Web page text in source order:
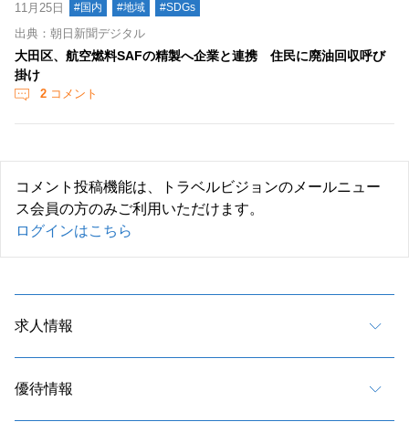
11月25日 #国内 #地域 #SDGs
出典：朝日新聞デジタル
大田区、航空燃料SAFの精製へ企業と連携 住民に廃油回収呼び
掛け
2 コメント
コメント投稿機能は、トラベルビジョンのメールニュー
ス会員の方のみご利用いただけます。
ログインはこちら
求人情報
優待情報